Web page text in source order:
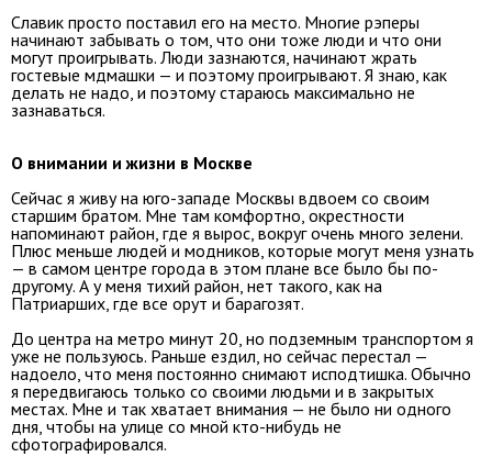
Славик просто поставил его на место. Многие рэперы
начинают забывать о том, что они тоже люди и что они
могут проигрывать. Люди зазнаются, начинают жрать
гостевые мдмашки — и поэтому проигрывают. Я знаю, как
делать не надо, и поэтому стараюсь максимально не
зазнаваться.
О внимании и жизни в Москве
Сейчас я живу на юго-западе Москвы вдвоем со своим
старшим братом. Мне там комфортно, окрестности
напоминают район, где я вырос, вокруг очень много зелени.
Плюс меньше людей и модников, которые могут меня узнать
— в самом центре города в этом плане все было бы по-
другому. А у меня тихий район, нет такого, как на
Патриарших, где все орут и барагозят.
До центра на метро минут 20, но подземным транспортом я
уже не пользуюсь. Раньше ездил, но сейчас перестал —
надоело, что меня постоянно снимают исподтишка. Обычно
я передвигаюсь только со своими людьми и в закрытых
местах. Мне и так хватает внимания — не было ни одного
дня, чтобы на улице со мной кто-нибудь не
сфотографировался.